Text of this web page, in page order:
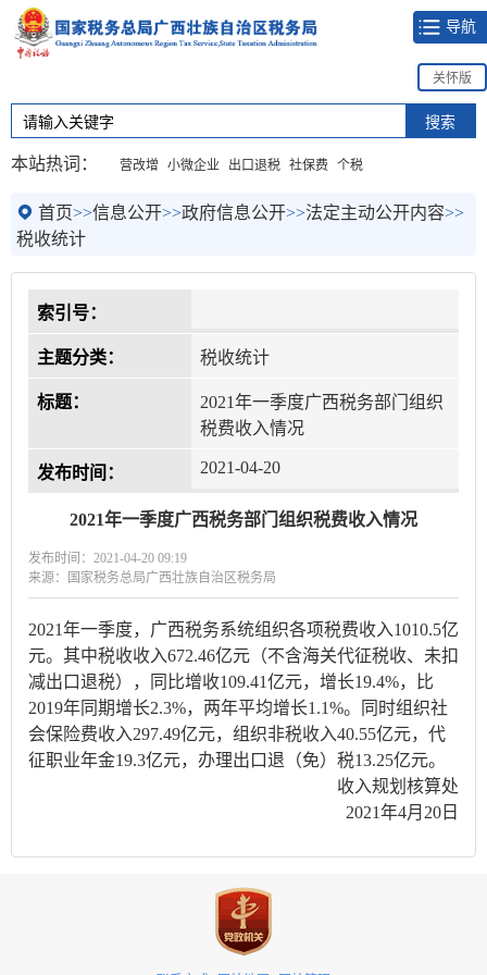
导航
关怀版
本站热词： 营改增 小微企业 出口退税 社保费 个税
首页>>信息公开>>政府信息公开>>法定主动公开内容>>
税收统计
索引号：
主题分类： 税收统计
标题：
2021年一季度广西税务部门组织
税费收入情况
发布时间： 2021-04-20
2021年一季度广西税务部门组织税费收入情况
发布时间：2021-04-20 09:19
来源：国家税务总局广西壮族自治区税务局
2021年一季度，广西税务系统组织各项税费收入1010.5亿
元。其中税收收入672.46亿元（不含海关代征税收、未扣
减出口退税），同比增收109.41亿元，增长19.4%，比
2019年同期增长2.3%，两年平均增长1.1%。同时组织社
会保险费收入297.49亿元，组织非税收入40.55亿元，代
征职业年金19.3亿元，办理出口退（免）税13.25亿元。
收入规划核算处
2021年4月20日